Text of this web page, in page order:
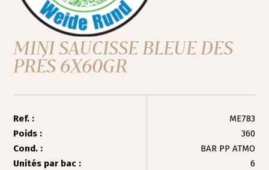
MINI SAUCISSE BLEUE DES
PRÉS 6X60GR
Ref. :
ME783
Poids :
360
Cond. :
BAR PP ATMO
Unités par bac :
6